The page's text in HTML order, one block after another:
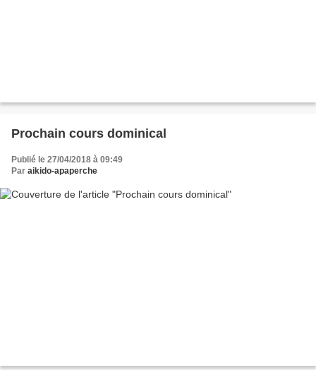
Prochain cours dominical
Publié le 27/04/2018 à 09:49
Par aikido-apaperche